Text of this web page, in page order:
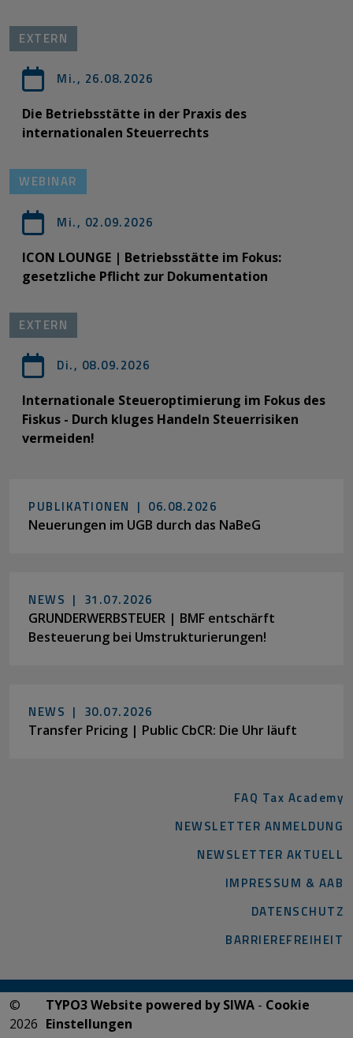
EXTERN
Mi., 26.08.2026
Die Betriebsstätte in der Praxis des
internationalen Steuerrechts
WEBINAR
Mi., 02.09.2026
ICON LOUNGE | Betriebsstätte im Fokus:
gesetzliche Pflicht zur Dokumentation
EXTERN
Di., 08.09.2026
Internationale Steueroptimierung im Fokus des
Fiskus - Durch kluges Handeln Steuerrisiken
vermeiden!
PUBLIKATIONEN | 06.08.2026
Neuerungen im UGB durch das NaBeG
NEWS | 31.07.2026
GRUNDERWERBSTEUER | BMF entschärft
Besteuerung bei Umstrukturierungen!
NEWS | 30.07.2026
Transfer Pricing | Public CbCR: Die Uhr läuft
FAQ Tax Academy
NEWSLETTER ANMELDUNG
NEWSLETTER AKTUELL
IMPRESSUM & AAB
DATENSCHUTZ
BARRIEREFREIHEIT
©
2026
TYPO3 Website powered by SIWA- Cookie
Einstellungen